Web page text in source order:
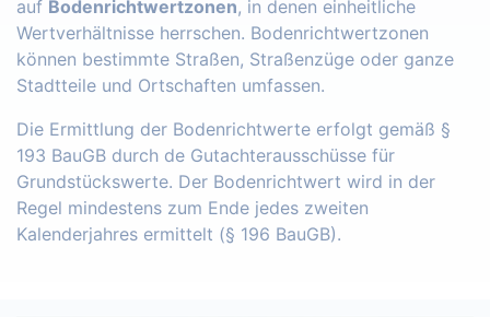
auf Bodenrichtwertzonen, in denen einheitliche
Wertverhältnisse herrschen. Bodenrichtwertzonen
können bestimmte Straßen, Straßenzüge oder ganze
Stadtteile und Ortschaften umfassen.
Die Ermittlung der Bodenrichtwerte erfolgt gemäß §
193 BauGB durch de Gutachterausschüsse für
Grundstückswerte. Der Bodenrichtwert wird in der
Regel mindestens zum Ende jedes zweiten
Kalenderjahres ermittelt (§ 196 BauGB).